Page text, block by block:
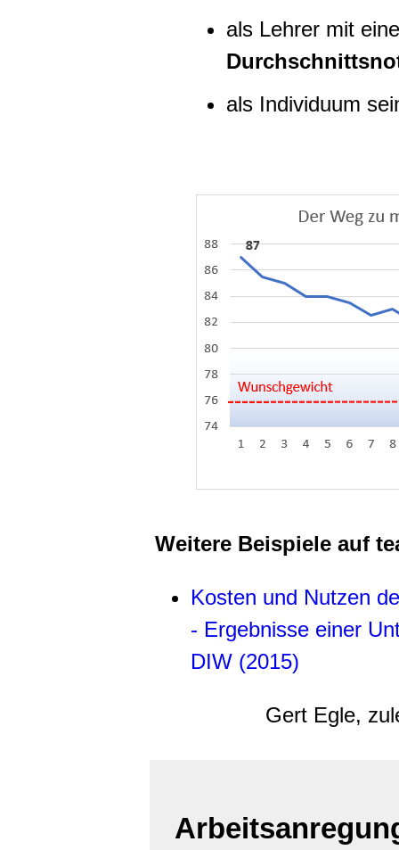
als Lehrer mit
als Individuum
Weitere Beispiele auf
Kosten und Nutzen
- Ergebnisse einer
DIW (2015)
Gert Egle,